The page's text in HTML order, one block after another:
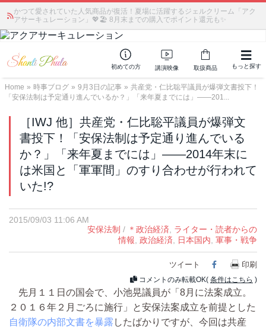
かつて愛されていた人気商品が復活！夏場に活躍するジェルクリーム「アク
アサーキュレーション」💖🏖️ 8月末までの購入でポイント還元も✨
初めての方 講演映像 取扱商品 もっと探す
Home » 時事ブログ » 9月3日の記事 » 共産党・仁比聡平議員が爆弾文書投下！
「安保法制は予定通り進んでいるか？」「来年夏までには」――201...
［IWJ 他］共産党・仁比聡平議員が爆弾文
書投下！「安保法制は予定通り進んでいる
か？」「来年夏までには」――2014年末に
は米国と「軍軍間」のすり合わせが行われて
いた!?
2015/09/03 11:06 AM
安保法制 / ＊政治経済
ライター・読者からの
情報 政治経済 日本国内 軍事・戦争
ツイート Facebook
印刷
コメントのみ転載OK( 条件はこちら )
先月１１日の国会で、小池晃議員が「8月に法案成立。
２０１６年２月ごろに施行」と安保法案成立を前提とした
自衛隊の内部文書を暴露 したばかりですが、今回は共産